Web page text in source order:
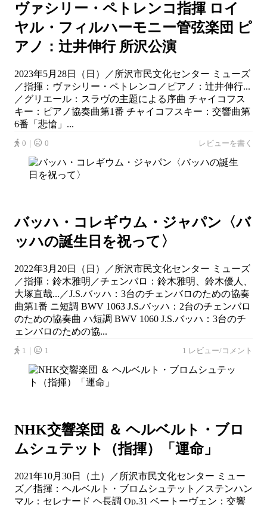
ヴァシリー・ペトレンコ指揮 ロイ
ヤル・フィルハーモニー管弦楽団 ピ
アノ：辻井伸行 所沢公演
2023年5月28日（日）／所沢市民文化センター ミューズ
／指揮：ヴァシリー・ペトレンコ／ピアノ：辻井伸行...
／グリエール：スラヴの主題による序曲 チャイコフス
キー：ピアノ協奏曲第1番 チャイコフスキー：交響曲第
6番「悲愴」...
0｜ 0 レビューを書く
バッハ・コレギウム・ジャパン〈バ
ッハの誕生日を祝って〉
2022年3月20日（日）／所沢市民文化センター ミューズ
／指揮：鈴木雅明／チェンバロ：鈴木雅明、鈴木優人、
大塚直哉...／J.S.バッハ：3台のチェンバロのための協奏
曲第1番 ニ短調 BWV 1063 J.S.バッハ：2台のチェンバロ
のための協奏曲 ハ短調 BWV 1060 J.S.バッハ：3台のチ
ェンバロのための協...
1｜ 1 1 レビュー/コメント
NHK交響楽団 ＆ ヘルベルト・ブロ
ムシュテット（指揮）「運命」
2021年10月30日（土）／所沢市民文化センター ミュー
ズ／指揮：ヘルベルト・ブロムシュテット／ステンハン
マル：セレナード ヘ長調 Op.31 ベートーヴェン：交響